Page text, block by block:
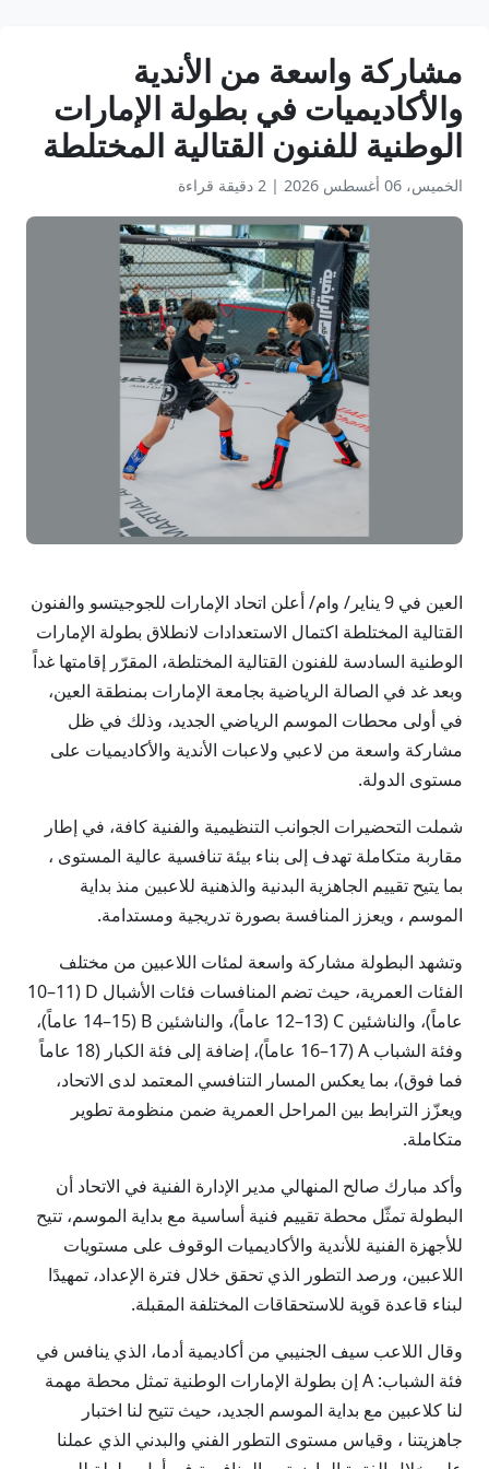
مشاركة واسعة من الأندية
والأكاديميات في بطولة الإمارات
الوطنية للفنون القتالية المختلطة
الخميس، 06 أغسطس 2026 | 2 دقيقة قراءة
العين في 9 يناير/ وام/ أعلن اتحاد الإمارات للجوجيتسو والفنون
القتالية المختلطة اكتمال الاستعدادات لانطلاق بطولة الإمارات
الوطنية السادسة للفنون القتالية المختلطة، المقرّر إقامتها غداً
وبعد غد في الصالة الرياضية بجامعة الإمارات بمنطقة العين،
في أولى محطات الموسم الرياضي الجديد، وذلك في ظل
مشاركة واسعة من لاعبي ولاعبات الأندية والأكاديميات على
مستوى الدولة.
شملت التحضيرات الجوانب التنظيمية والفنية كافة، في إطار
مقاربة متكاملة تهدف إلى بناء بيئة تنافسية عالية المستوى ،
بما يتيح تقييم الجاهزية البدنية والذهنية للاعبين منذ بداية
الموسم ، ويعزز المنافسة بصورة تدريجية ومستدامة.
وتشهد البطولة مشاركة واسعة لمئات اللاعبين من مختلف
الفئات العمرية، حيث تضم المنافسات فئات الأشبال D (10–11
عاماً)، والناشئين C (12–13 عاماً)، والناشئين B (14–15 عاماً)،
وفئة الشباب A (16–17 عاماً)، إضافة إلى فئة الكبار (18 عاماً
فما فوق)، بما يعكس المسار التنافسي المعتمد لدى الاتحاد،
ويعزّز الترابط بين المراحل العمرية ضمن منظومة تطوير
متكاملة.
وأكد مبارك صالح المنهالي مدير الإدارة الفنية في الاتحاد أن
البطولة تمثّل محطة تقييم فنية أساسية مع بداية الموسم، تتيح
للأجهزة الفنية للأندية والأكاديميات الوقوف على مستويات
اللاعبين، ورصد التطور الذي تحقق خلال فترة الإعداد، تمهيدًا
لبناء قاعدة قوية للاستحقاقات المختلفة المقبلة.
وقال اللاعب سيف الجنيبي من أكاديمية أدما، الذي ينافس في
فئة الشباب: A إن بطولة الإمارات الوطنية تمثل محطة مهمة
لنا كلاعبين مع بداية الموسم الجديد، حيث تتيح لنا اختبار
جاهزيتنا ، وقياس مستوى التطور الفني والبدني الذي عملنا